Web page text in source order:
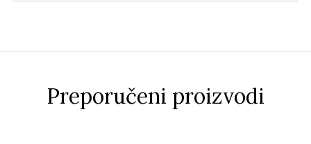
Preporučeni proizvodi